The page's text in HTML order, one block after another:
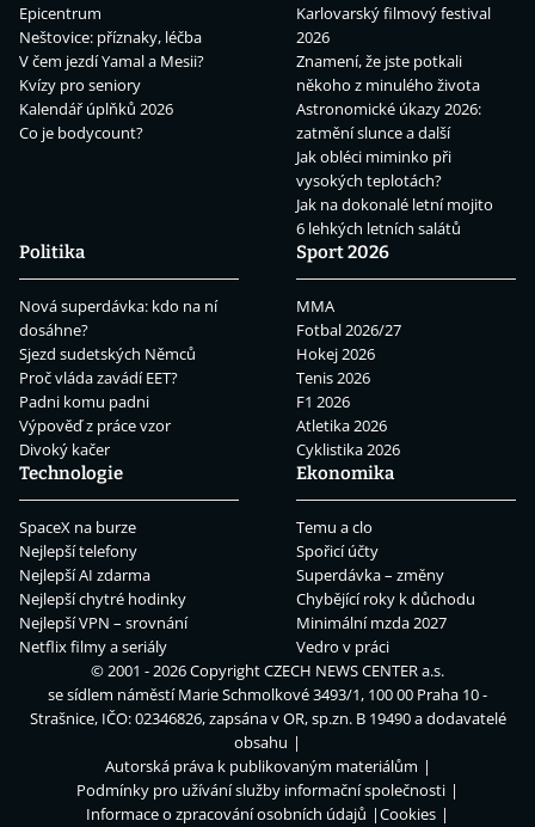
Epicentrum
Neštovice: příznaky, léčba
V čem jezdí Yamal a Mesii?
Kvízy pro seniory
Kalendář úplňků 2026
Co je bodycount?
Karlovarský filmový festival
2026
Znamení, že jste potkali
někoho z minulého života
Astronomické úkazy 2026:
zatmění slunce a další
Jak obléci miminko při
vysokých teplotách?
Jak na dokonalé letní mojito
6 lehkých letních salátů
Politika
Nová superdávka: kdo na ní
dosáhne?
Sjezd sudetských Němců
Proč vláda zavádí EET?
Padni komu padni
Výpověď z práce vzor
Divoký kačer
Sport 2026
MMA
Fotbal 2026/27
Hokej 2026
Tenis 2026
F1 2026
Atletika 2026
Cyklistika 2026
Technologie
SpaceX na burze
Nejlepší telefony
Nejlepší AI zdarma
Nejlepší chytré hodinky
Nejlepší VPN – srovnání
Netflix filmy a seriály
Ekonomika
Temu a clo
Spořicí účty
Superdávka – změny
Chybějící roky k důchodu
Minimální mzda 2027
Vedro v práci
© 2001 - 2026 CopyrightCZECH NEWS CENTER a.s.
se sídlem náměstí Marie Schmolkové 3493/1, 100 00 Praha 10 -
Strašnice, IČO: 02346826, zapsána v OR, sp.zn. B 19490 a dodavatelé
obsahu
Autorská práva k publikovaným materiálům
Podmínky pro užívání služby informační společnosti
Informace o zpracování osobních údajů
Cookies